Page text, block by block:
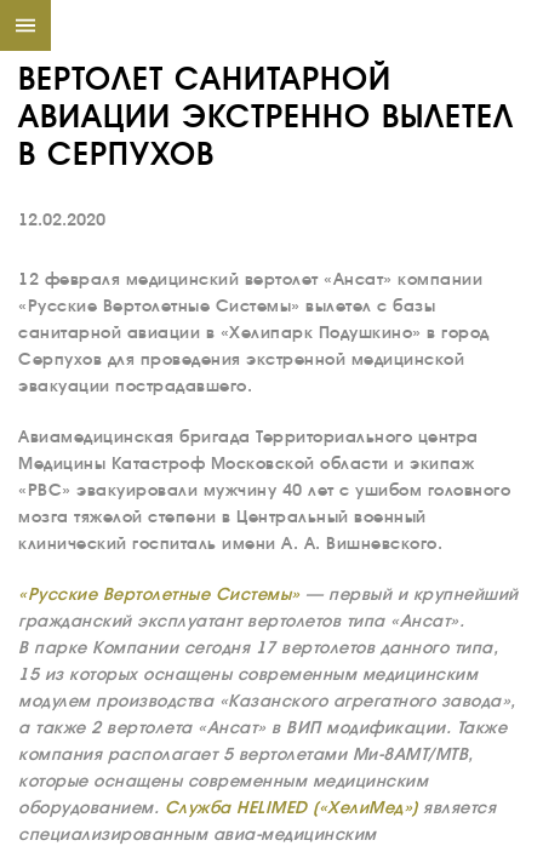
ВЕРТОЛЕТ САНИТАРНОЙ
АВИАЦИИ ЭКСТРЕННО ВЫЛЕТЕЛ
В СЕРПУХОВ
12.02.2020
12 февраля медицинский вертолет «Ансат» компании
«Русские Вертолетные Системы» вылетел с базы
санитарной авиации в «Хелипарк Подушкино» в город
Серпухов для проведения экстренной медицинской
эвакуации пострадавшего.
Авиамедицинская бригада Территориального центра
Медицины Катастроф Московской области и экипаж
«РВС» эвакуировали мужчину 40 лет с ушибом головного
мозга тяжелой степени в Центральный военный
клинический госпиталь имени А. А. Вишневского.
«Русские Вертолетные Системы» — первый и крупнейший
гражданский эксплуатант вертолетов типа «Ансат».
В парке Компании сегодня 17 вертолетов данного типа,
15 из которых оснащены современным медицинским
модулем производства «Казанского агрегатного завода»,
а также 2 вертолета «Ансат» в ВИП модификации. Также
компания располагает 5 вертолетами Ми-8АМТ/МТВ,
которые оснащены современным медицинским
оборудованием. Служба HELIMED («ХелиМед»)является
специализированным авиа-медицинским